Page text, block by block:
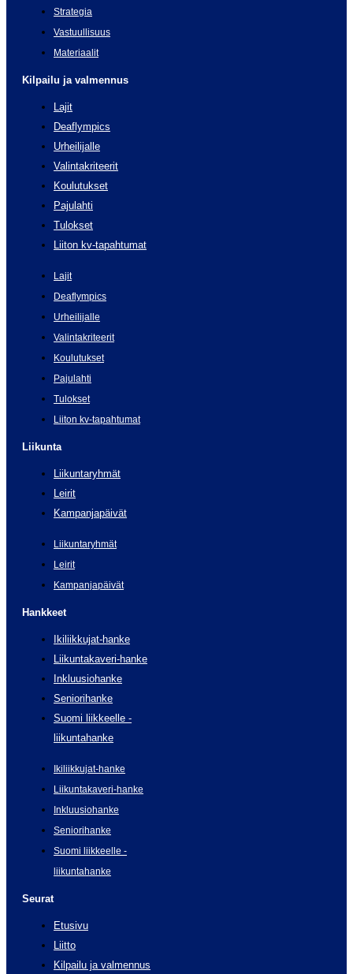
Strategia
Vastuullisuus
Materiaalit
Kilpailu ja valmennus
Lajit
Deaflympics
Urheilijalle
Valintakriteerit
Koulutukset
Pajulahti
Tulokset
Liiton kv-tapahtumat
Lajit
Deaflympics
Urheilijalle
Valintakriteerit
Koulutukset
Pajulahti
Tulokset
Liiton kv-tapahtumat
Liikunta
Liikuntaryhmät
Leirit
Kampanjapäivät
Liikuntaryhmät
Leirit
Kampanjapäivät
Hankkeet
Ikiliikkujat-hanke
Liikuntakaveri-hanke
Inkluusiohanke
Seniorihanke
Suomi liikkeelle -
liikuntahanke
Ikiliikkujat-hanke
Liikuntakaveri-hanke
Inkluusiohanke
Seniorihanke
Suomi liikkeelle -
liikuntahanke
Seurat
Etusivu
Liitto
Kilpailu ja valmennus